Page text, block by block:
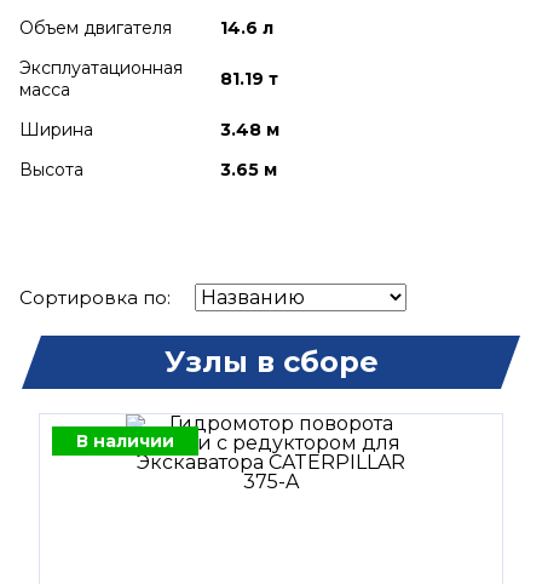
Объем двигателя
14.6 л
Эксплуатационная
масса
81.19 т
Ширина
3.48 м
Высота
3.65 м
Сортировка по:
Узлы в сборе
В наличии